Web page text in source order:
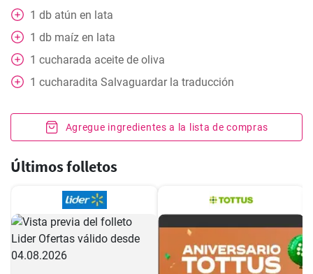
1 db atún en lata
1 db maíz en lata
1 cucharada aceite de oliva
1 cucharadita Salvaguardar la traducción
Agregue ingredientes a la lista de compras
Últimos folletos